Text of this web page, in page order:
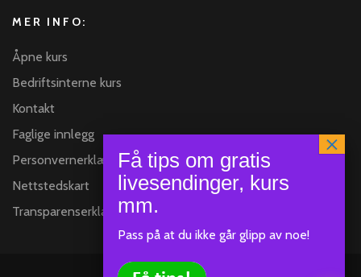
MER INFO:
Åpne kurs
Bedriftsinterne kurs
Kontakt
Faglige innlegg
Personvernerklæring
Nettstedskart
Transparenserklæring
Pass på at du ikke går glipp av noe!
SEND